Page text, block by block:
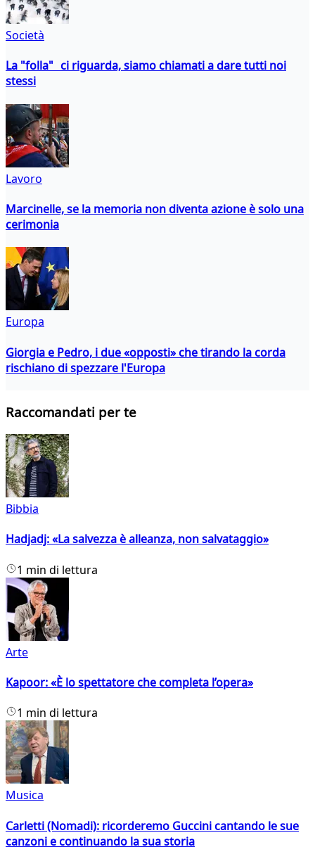
Società
La "folla" ci riguarda, siamo chiamati a dare tutti noi
stessi
Lavoro
Marcinelle, se la memoria non diventa azione è solo una
cerimonia
Europa
Giorgia e Pedro, i due «opposti» che tirando la corda
rischiano di spezzare l'Europa
Raccomandati per te
Bibbia
Hadjadj: «La salvezza è alleanza, non salvataggio»
1 min di lettura
Arte
Kapoor: «È lo spettatore che completa l’opera»
1 min di lettura
Musica
Carletti (Nomadi): ricorderemo Guccini cantando le sue
canzoni e continuando la sua storia